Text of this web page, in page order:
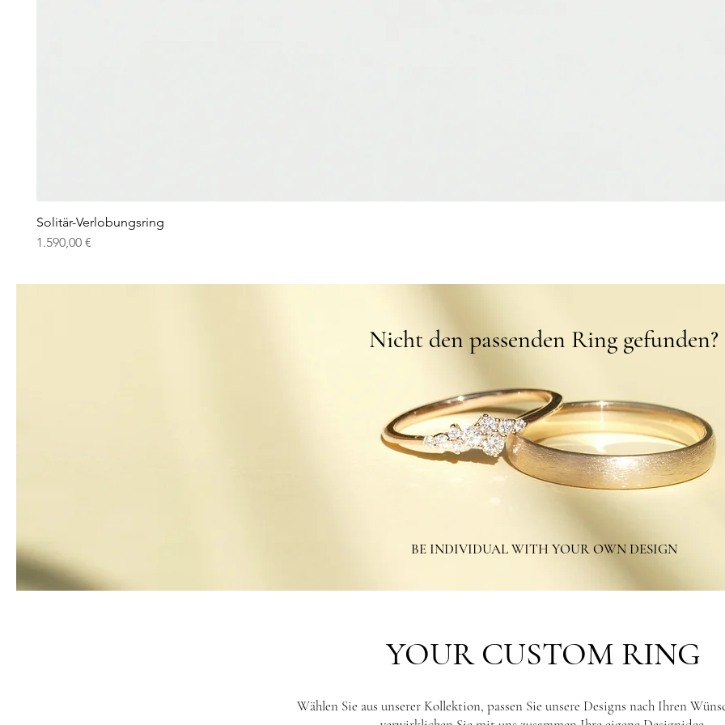
Solitär-Verlobungsring
Preis
1.590,00 €
Nicht den passenden Ring gefunden?
BE INDIVIDUAL WITH YOUR OWN DESIGN
YOUR CUSTOM RING
Wählen Sie aus unserer Kollektion, passen Sie unsere Designs nach Ihren